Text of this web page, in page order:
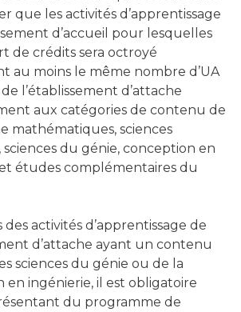
que les activités d’apprentissage
d’accueil pour lesquelles
de crédits sera octroyé
au moins le même nombre d’UA
l’établissement d’attache
aux catégories de contenu de
mathématiques, sciences
du génie, conception en
études complémentaires du
des activités d’apprentissage de
d’attache ayant un contenu
sciences du génie ou de la
en ingénierie, il est obligatoire
du programme de